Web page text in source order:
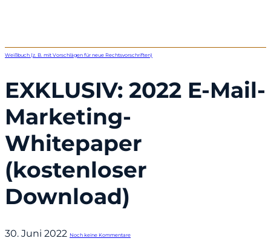
Weißbuch (z. B. mit Vorschlägen für neue Rechtsvorschriften)
EXKLUSIV: 2022 E-Mail-
Marketing-
Whitepaper
(kostenloser
Download)
30. Juni 2022 Noch keine Kommentare